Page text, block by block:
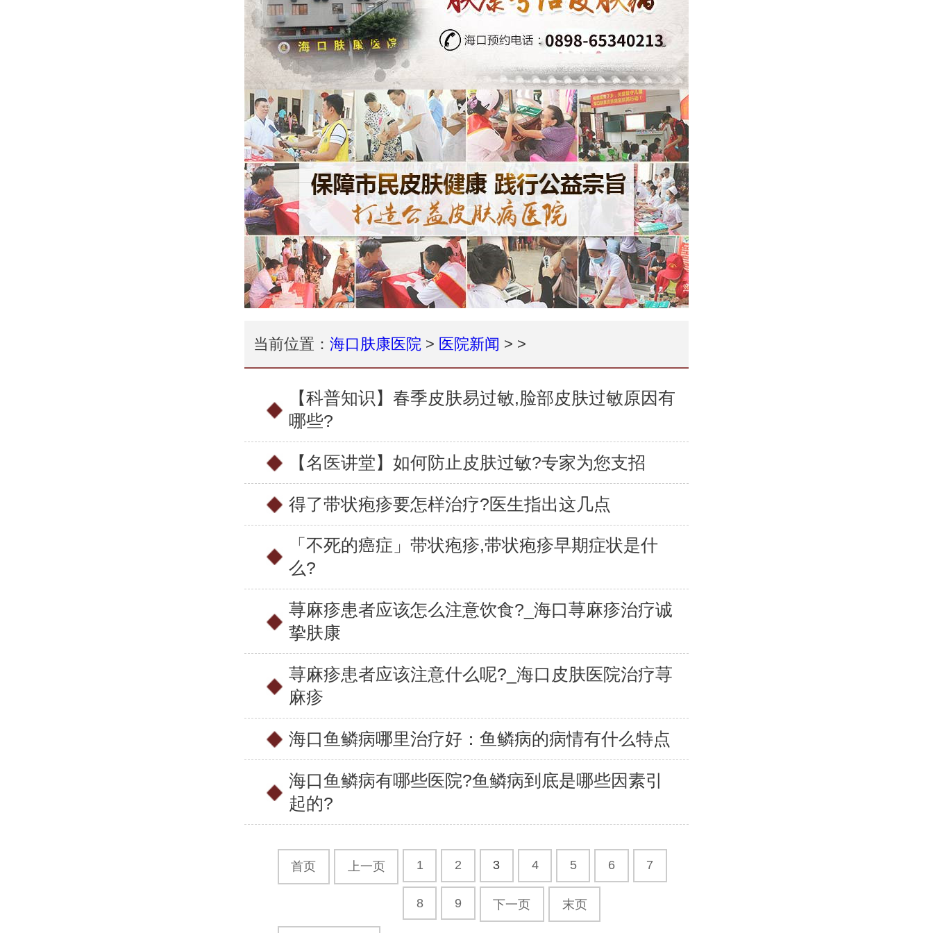
当前位置： 海口肤康医院> 医院新闻 > >
【科普知识】春季皮肤易过敏,脸部皮肤过敏原因有
哪些?
【名医讲堂】如何防止皮肤过敏?专家为您支招
得了带状疱疹要怎样治疗?医生指出这几点
「不死的癌症」带状疱疹,带状疱疹早期症状是什
么?
荨麻疹患者应该怎么注意饮食?_海口荨麻疹治疗诚
挚肤康
荨麻疹患者应该注意什么呢?_海口皮肤医院治疗荨
麻疹
海口鱼鳞病哪里治疗好：鱼鳞病的病情有什么特点
海口鱼鳞病有哪些医院?鱼鳞病到底是哪些因素引
起的?
首页 上一页 1 2 3 4 5 6 7
8 9 下一页 末页